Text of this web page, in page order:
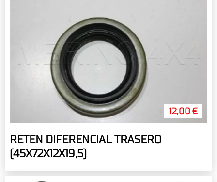
12,00 €
RETEN DIFERENCIAL TRASERO
(45X72X12X19,5)